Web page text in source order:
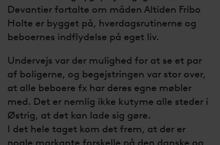
Devantier fortalte om måden Altiden Fribo
Holte er bygget på, hverdagsrutinerne og
beboernes indflydelse på eget liv.
Undervejs var der mulighed for at se et par
af boligerne, og begejstringen var stor over,
at alle beboere fx har deres egne møbler
med. Det er nemlig ikke kutyme alle steder i
Østrig, at det kan lade sig gøre.
I det hele taget kom det frem, at der er